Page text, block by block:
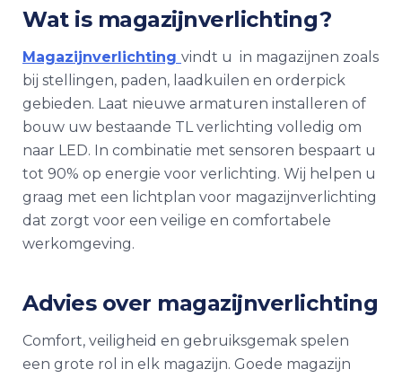
Wat is magazijnverlichting?
Magazijnverlichting vindt u in magazijnen zoals
bij stellingen, paden, laadkuilen en orderpick
gebieden. Laat nieuwe armaturen installeren of
bouw uw bestaande TL verlichting volledig om
naar LED. In combinatie met sensoren bespaart u
tot 90% op energie voor verlichting. Wij helpen u
graag met een lichtplan voor magazijnverlichting
dat zorgt voor een veilige en comfortabele
werkomgeving.
Advies over magazijnverlichting
Comfort, veiligheid en gebruiksgemak spelen
een grote rol in elk magazijn. Goede magazijn